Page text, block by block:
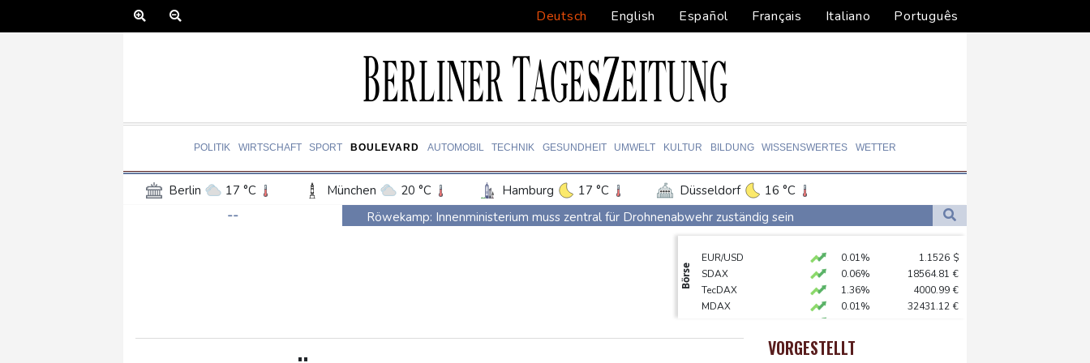
Deutsch English Español Français Italiano Português
POLITIK WIRTSCHAFT SPORT BOULEVARD AUTOMOBIL TECHNIK GESUNDHEIT UMWELT KULTUR BILDUNG WISSENSWERTES WETTER
Berlin 17 °C München 20 °C Hamburg 17 °C Düsseldorf
16 °C
Frankfurt am Main
Potsdam 18 °C Leipzig 17 °C Dortmund
Bremen
Wien
--
Röwekamp: Innenministerium muss zentral für Drohnenabwehr zuständig sein
Erdogan reist zu Dreier-Gipfel mit Pakistan nach Saudi-Arabien
58 Soldaten im Jemen bei Huthi-Angriffen getötet - Regierung kündigt Vergeltung an
Jemen: 38 Soldaten bei Huthi-Angriffen getötet - Regierung kündigt Vergeltung an
Börse
EUR/USD 0.01% 1.1526 $
SDAX
0.06% 18564.81 €
TecDAX
1.36% 4000.99 €
MDAX
0.01% 32431.12 €
Euro STOXX 50
0.39%
0.1%
VORGESTELLT